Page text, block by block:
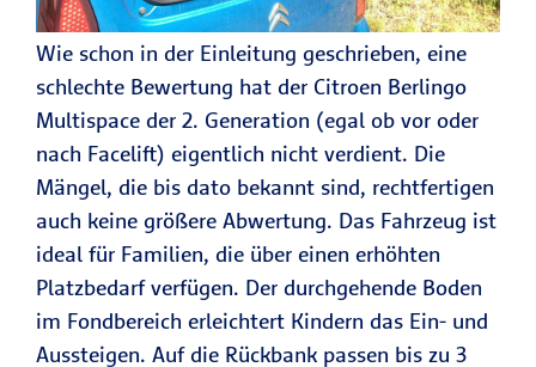
Wie schon in der Einleitung geschrieben, eine
schlechte Bewertung hat der Citroen Berlingo
Multispace der 2. Generation (egal ob vor oder
nach Facelift) eigentlich nicht verdient. Die
Mängel, die bis dato bekannt sind, rechtfertigen
auch keine größere Abwertung. Das Fahrzeug ist
ideal für Familien, die über einen erhöhten
Platzbedarf verfügen. Der durchgehende Boden
im Fondbereich erleichtert Kindern das Ein- und
Aussteigen. Auf die Rückbank passen bis zu 3